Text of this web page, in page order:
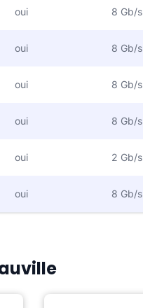
oui 8 Gb/s
oui 8 Gb/s
oui 8 Gb/s
oui 8 Gb/s
oui 2 Gb/s
oui 8 Gb/s